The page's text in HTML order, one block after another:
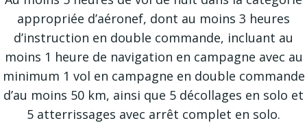
appropriée d’aéronef, dont au moins 3 heures
d’instruction en double commande, incluant au
moins 1 heure de navigation en campagne avec au
minimum 1 vol en campagne en double commande
d’au moins 50 km, ainsi que 5 décollages en solo et
5 atterrissages avec arrêt complet en solo.